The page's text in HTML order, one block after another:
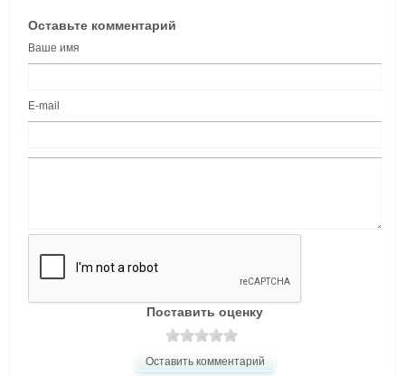
Оставьте комментарий
Ваше имя
E-mail
Поставить оценку
Оставить комментарий